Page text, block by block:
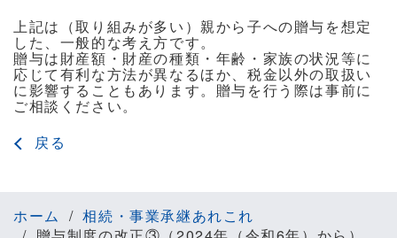
上記は（取り組みが多い）親から子への贈与を想定
した、一般的な考え方です。
贈与は財産額・財産の種類・年齢・家族の状況等に
応じて有利な方法が異なるほか、 税金以外の取扱い
に影響することもあります。贈与を行う際は事前に
ご相談ください。
戻る
ホーム
相続・事業承継あれこれ